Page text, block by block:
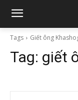
Tags Giết ông
Tag: giết